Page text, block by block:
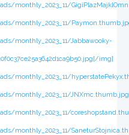
monthly_2023_11/
monthly_2023_11/
monthly_2023_11/Jabbawooky-
img]
monthly_2023_11/
monthly_2023_11/
monthly_2023_11/
monthly_2023_11/